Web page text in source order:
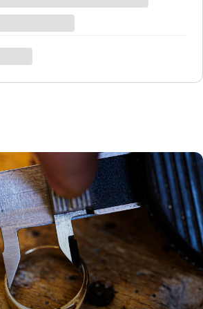
krótkim czasie. Dziękuję,
bardzo ważny moment,
idealne miejsce.